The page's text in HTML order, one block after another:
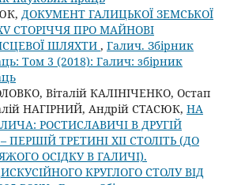
ДОКУМЕНТ ГАЛИЦЬКОЇ ЗЕМСЬКОЇ
СТОРІЧЧЯ ПРО МАЙНОВІ
ШЛЯХТИ , Галич. Збірник
Том 3 (2018): Галич: збірник
Віталій КАЛІНІЧЕНКО, Остап
НАГІРНИЙ, Андрій СТАСЮК, НА
РОСТИСЛАВИЧІ В ДРУГІЙ
ПЕРШІЙ ТРЕТИНІ ХІІ СТОЛІТЬ (ДО
ОСІДКУ В ГАЛИЧІ).
КРУГЛОГО СТОЛУ ВІД